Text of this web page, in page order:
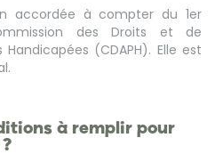
accordée à compter du 1er
des Droits et de
(CDAPH). Elle est
à remplir pour